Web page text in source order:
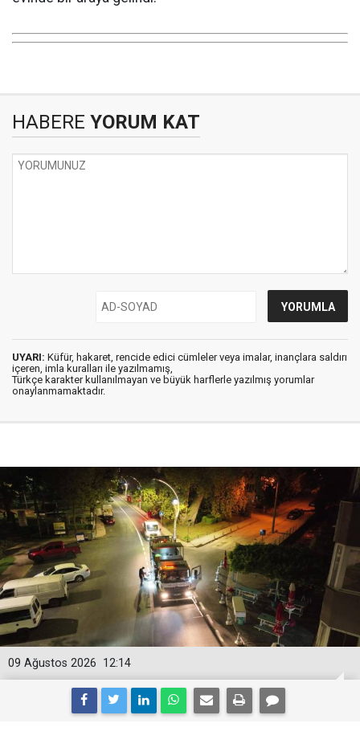
HABERE YORUM KAT
UYARI: Küfür, hakaret, rencide edici cümleler veya imalar, inançlara saldırı
içeren, imla kuralları ile yazılmamış,
Türkçe karakter kullanılmayan ve büyük harflerle yazılmış yorumlar
onaylanmamaktadır.
12:14
09 Ağustos 2026